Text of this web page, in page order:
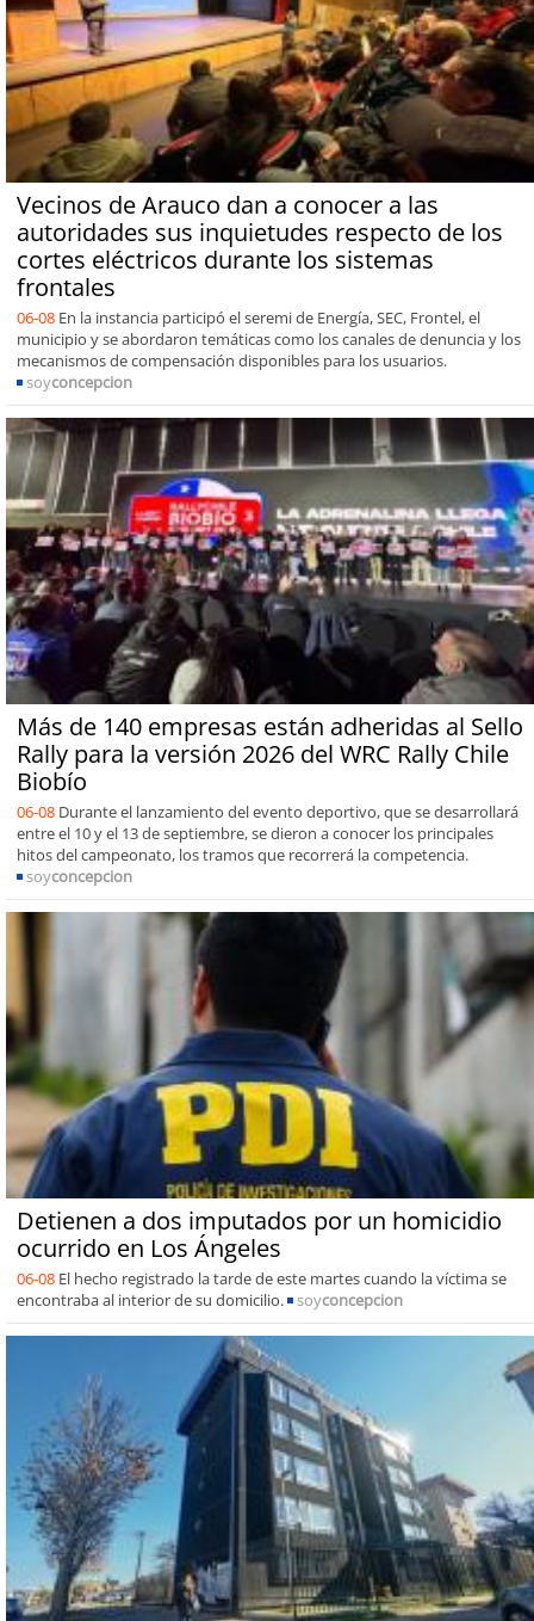
Vecinos de Arauco dan a conocer a las
autoridades sus inquietudes respecto de los
cortes eléctricos durante los sistemas
frontales
06-08 En la instancia participó el seremi de Energía, SEC, Frontel, el
municipio y se abordaron temáticas como los canales de denuncia y los
mecanismos de compensación disponibles para los usuarios.
soyconcepcion
Más de 140 empresas están adheridas al Sello
Rally para la versión 2026 del WRC Rally Chile
Biobío
06-08 Durante el lanzamiento del evento deportivo, que se desarrollará
entre el 10 y el 13 de septiembre, se dieron a conocer los principales
hitos del campeonato, los tramos que recorrerá la competencia.
soyconcepcion
Detienen a dos imputados por un homicidio
ocurrido en Los Ángeles
06-08 El hecho registrado la tarde de este martes cuando la víctima se
encontraba al interior de su domicilio.
soyconcepcion